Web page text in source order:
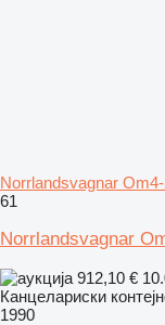
Norrlandsvagnar Om4-
61
Norrlandsvagnar
912,10 €
Канцелариски
1990